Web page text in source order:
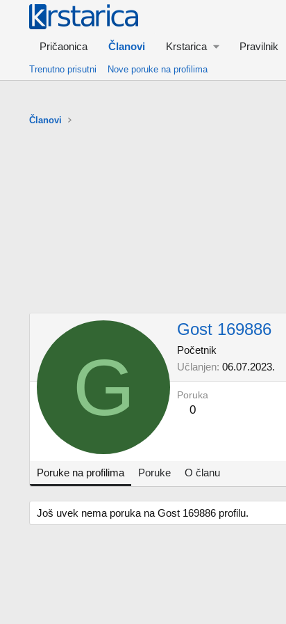
Pričaonica Članovi Krstarica Pravilnik
Trenutno prisutni Nove poruke na profilima
Članovi
G
Gost 169886
Početnik
Učlanjen 06.07.2023.
Poruka
0
Poruke na profilima Poruke O članu
Još uvek nema poruka na Gost 169886 profilu.